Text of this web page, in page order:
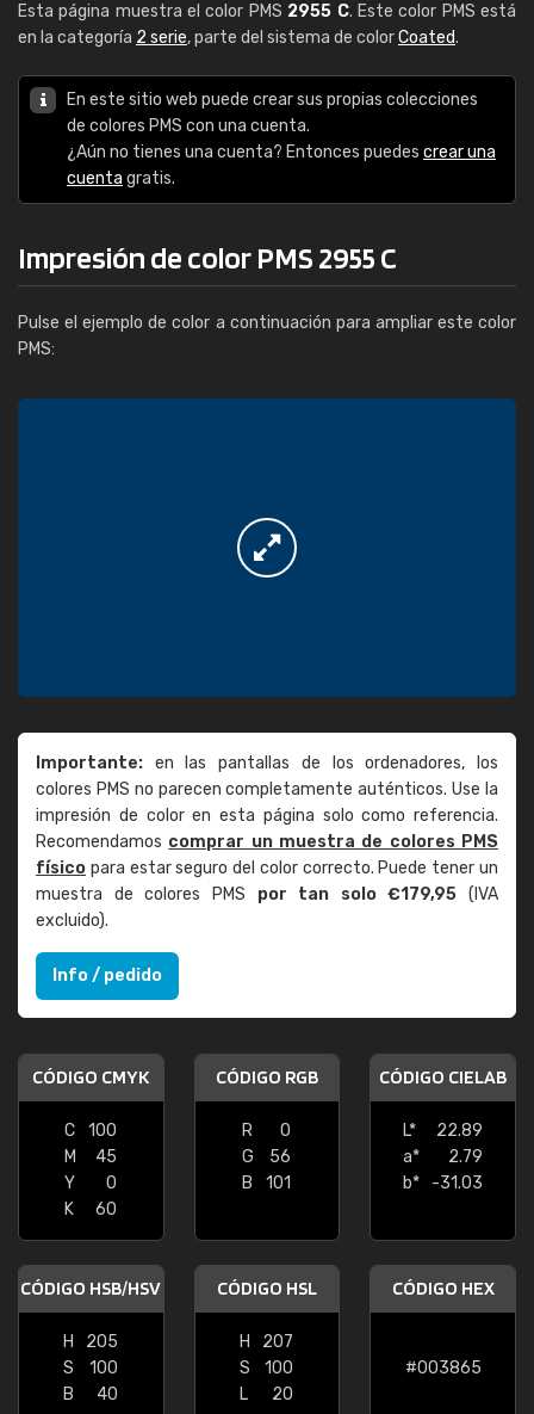
Esta página muestra el color PMS 2955 C. Este color PMS está
en la categoría 2 serie, parte del sistema de colorCoated.
En este sitio web puede crear sus propias colecciones
de colores PMS con una cuenta.
¿Aún no tienes una cuenta? Entonces puedes crear una
cuenta gratis.
Impresión de color PMS 2955 C
Pulse el ejemplo de color a continuación para ampliar este color
PMS:
Importante: en las pantallas de los ordenadores, los
colores PMS no parecen completamente auténticos. Use la
impresión de color en esta página solo como referencia.
Recomendamos comprar un muestra de colores PMS
físico para estar seguro del color correcto. Puede tener un
muestra de colores PMS por tan solo €179,95 (IVA
excluido).
Info / pedido
CÓDIGO CMYK
C
100
M
45
Y
0
K
60
CÓDIGO RGB
R
0
G
56
B
101
CÓDIGO CIELAB
L*
22.89
a*
2.79
b*
-31.03
CÓDIGO HSB/HSV
H
205
S
100
B
40
CÓDIGO HSL
H
207
S
100
L
20
CÓDIGO HEX
#003865